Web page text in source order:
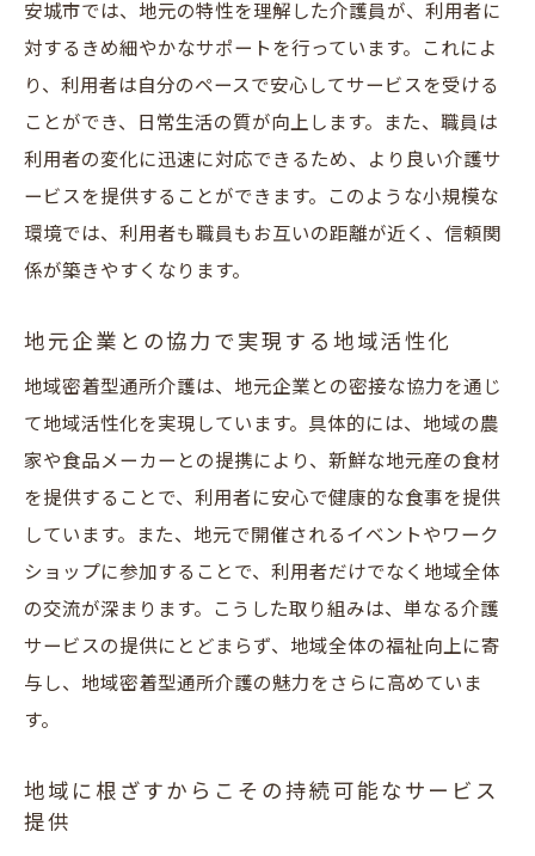
安城市では、地元の特性を理解した介護員が、利用者に
対するきめ細やかなサポートを行っています。これによ
り、利用者は自分のペースで安心してサービスを受ける
ことができ、日常生活の質が向上します。また、職員は
利用者の変化に迅速に対応できるため、より良い介護サ
ービスを提供することができます。このような小規模な
環境では、利用者も職員もお互いの距離が近く、信頼関
係が築きやすくなります。
地元企業との協力で実現する地域活性化
地域密着型通所介護は、地元企業との密接な協力を通じ
て地域活性化を実現しています。具体的には、地域の農
家や食品メーカーとの提携により、新鮮な地元産の食材
を提供することで、利用者に安心で健康的な食事を提供
しています。また、地元で開催されるイベントやワーク
ショップに参加することで、利用者だけでなく地域全体
の交流が深まります。こうした取り組みは、単なる介護
サービスの提供にとどまらず、地域全体の福祉向上に寄
与し、地域密着型通所介護の魅力をさらに高めていま
す。
地域に根ざすからこその持続可能なサービス
提供